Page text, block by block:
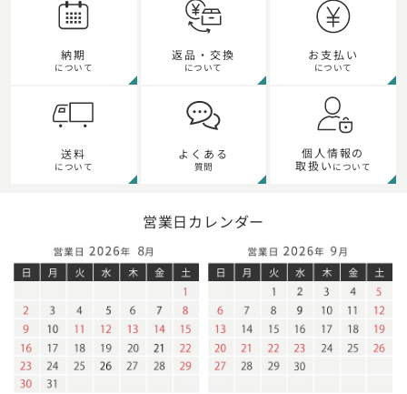
納期
について
返品・交換
について
お支払い
について
送料
について
よくある
質問
個人情報の
取扱い について
営業日カレンダー